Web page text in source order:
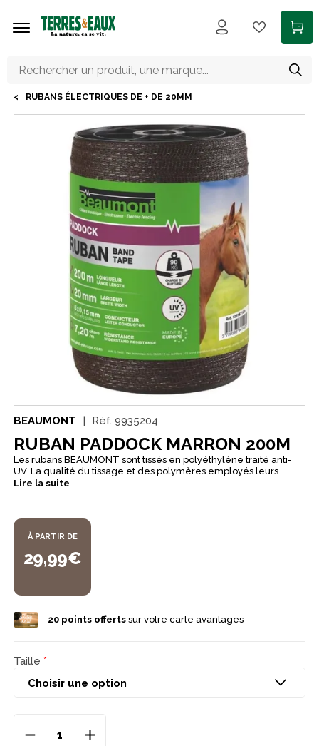
RUBANS ÉLECTRIQUES DE + DE 20MM
BEAUMONT Réf. 9935204
RUBAN PADDOCK MARRON 200M
Les rubans BEAUMONT sont tissés en polyéthylène traité anti-
UV. La qualité du tissage et des polymères employés leurs
donnent des qualités de résistance mécanique et de tenue au
absolument utiliser les connexions et les isolateurs adaptés.
Ruban marron de 20 ou 40mm, spécialement étudié pour
garantir la sécurité des équins en créant une barrière visuelle
et physique. Résistant, mais sans risque pour l'animal, la gamme
Paddock est le partenaire idéal de vos enclos.
Lire la suite
À PARTIR DE
29,99€
20points offertssur votre carte avantages
Taille